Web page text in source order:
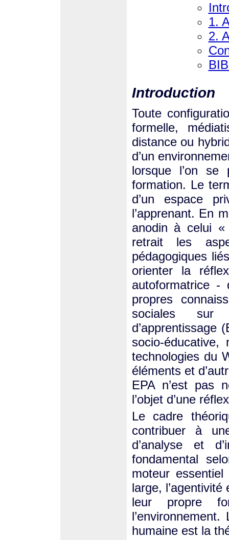
1.
2.
Introduction
Toute
formelle,
distance ou
d’un
lorsque l’on
formation. Le
d’un espace
l’apprenant. En
anodin à celui «
retrait les
pédagogiques
orienter la
autoformatrice
propres
sociales sur
d’apprentissage
socio-éducative,
technologies du
éléments et
EPA n’est pas
l’objet d’une
Le cadre
contribuer à
d’analyse et
fondamental
moteur essentiel
large,
leur propre
humaine est la